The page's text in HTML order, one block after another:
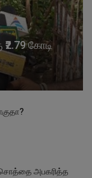
கோடி
சொத்தை அபகரித்த